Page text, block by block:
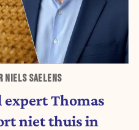
NIELS SAELENS
expert Thomas
niet thuis in